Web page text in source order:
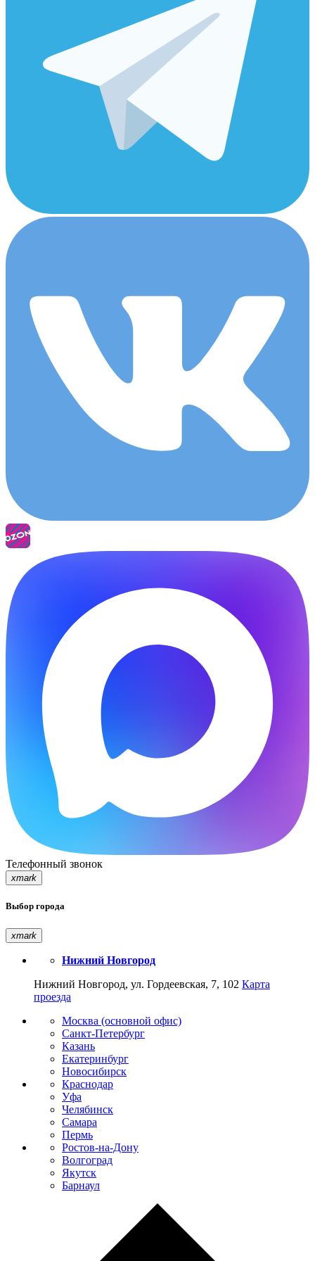
Телефонный звонок
xmark
Выбор города
xmark
Нижний Новгород
Нижний Новгород, ул. Гордеевская, 7, 102 Карта
проезда
Москва (основной офис)
Санкт-Петербург
Казань
Екатеринбург
Новосибирск
Краснодар
Уфа
Челябинск
Самара
Пермь
Ростов-на-Дону
Волгоград
Якутск
Барнаул